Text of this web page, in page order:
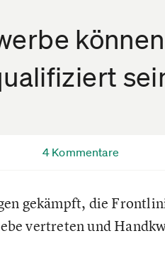
können
4 Kommentare
gekämpft, die
vertreten und